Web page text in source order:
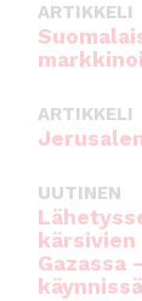
ARTIKKELI
ARTIKKELI
UUTINEN
Gazassa
käynnissä